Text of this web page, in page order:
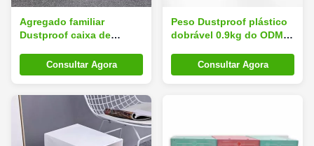
Agregado familiar
Dustproof caixa de
Consultar Agora
Peso Dustproof plástico
dobrável 0.9kg do ODM
do agregado familiar da
porta dobro
Consultar Agora